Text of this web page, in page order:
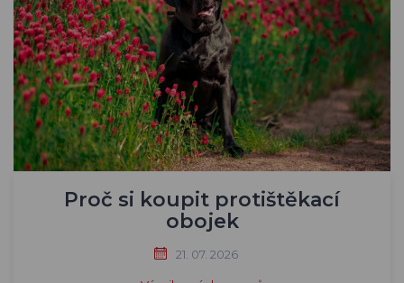
Proč si koupit protištěkací
obojek
21. 07. 2026